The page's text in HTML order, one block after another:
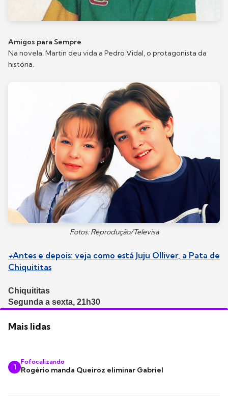
Amigos para Sempre
Na novela, Martin deu vida a Pedro Vidal, o protagonista da
história.
Fotos: Reprodução/Televisa
+Antes e depois: veja como está Juju Olliver, a Pata de
Chiquititas
Chiquititas
Segunda a sexta, 21h30
Mais lidas
1
Fofocalizando
Rogério manda Queiroz eliminar Gabriel